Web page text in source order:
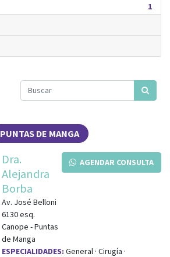
1
PUNTAS DE MANGA
AGENDAR CONSULTA
Dra.
Alejandra
Borba
Av. José Belloni
6130esq.
Canope -Puntas
de Manga
ESPECIALIDADES: General · Cirugía ·